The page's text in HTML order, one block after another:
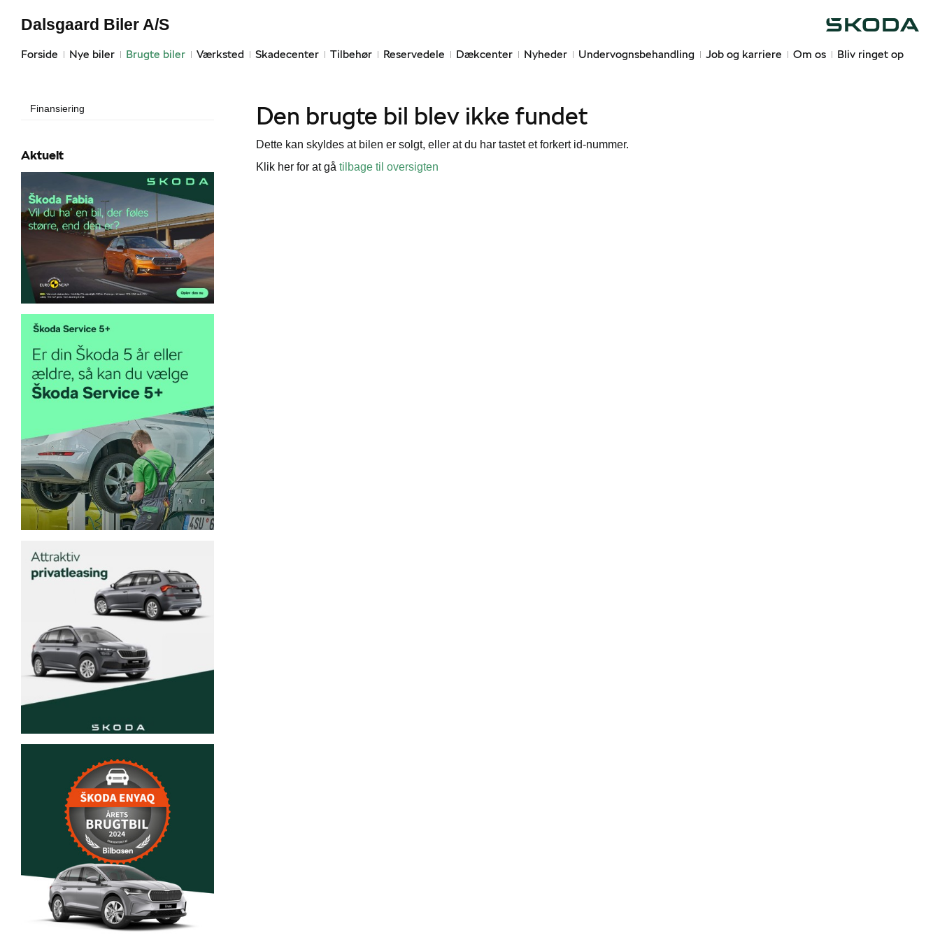
Forside Nye biler Brugte biler Værksted Skadecenter Tilbehør Reservedele Dækcenter Nyheder Undervognsbehandling Job og karriere Om os Bliv ringet op
Dalsgaard Biler A/S
Finansiering
Aktuelt
Den brugte bil blev ikke fundet
Dette kan skyldes at bilen er solgt, eller at du har tastet et forkert id-nummer.
Klik her for at gå tilbage til oversigten